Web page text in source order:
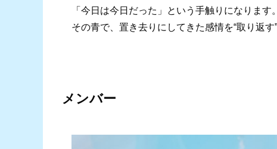
「今日は今日だった」という手触りになりま
その青で、置き去りにしてきた感情を“取り返す
メンバー